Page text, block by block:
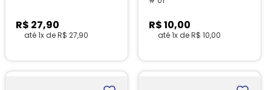
R$ 27,90
até1x deR$ 27,90
R$10,00
até1x deR$ 10,00